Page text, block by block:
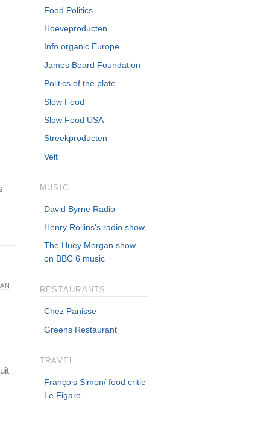
Food Politics
Hoeveproducten
Info organic Europe
James Beard Foundation
Politics of the plate
Slow Food
Slow Food USA
Streekproducten
Velt
MUSIC
David Byrne Radio
Henry Rollins's radio show
The Huey Morgan show
on BBC 6 music
RESTAURANTS
Chez Panisse
Greens Restaurant
TRAVEL
François Simon/ food critic
Le Figaro